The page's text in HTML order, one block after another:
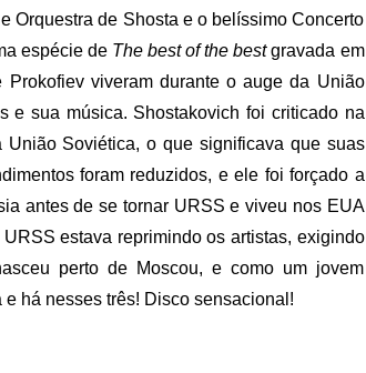
Orquestra de Shosta e o belíssimo Concerto
espécie de The best of the bestgravada em
viveram durante o auge da União
e sua música. Shostakovich foi criticado na
Soviética, o que significava que suas
foram reduzidos, e ele foi forçado a
antes de se tornar URSS e viveu nos EUA
estava reprimindo os artistas, exigindo
perto de Moscou, e como um jovem
há nesses três! Disco sensacional!